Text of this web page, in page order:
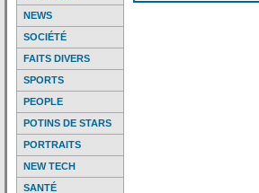
NEWS
SOCIÉTÉ
FAITS DIVERS
SPORTS
PEOPLE
POTINS DE STARS
PORTRAITS
NEW TECH
SANTÉ